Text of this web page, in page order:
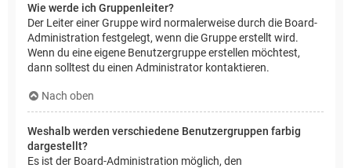
Wie werde ich Gruppenleiter?
Der Leiter einer Gruppe wird normalerweise durch die Board-
Administration festgelegt, wenn die Gruppe erstellt wird.
Wenn du eine eigene Benutzergruppe erstellen möchtest,
dann solltest du einen Administrator kontaktieren.
Nach oben
Weshalb werden verschiedene Benutzergruppen farbig
dargestellt?
Es ist der Board-Administration möglich, den